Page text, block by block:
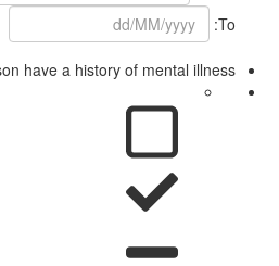
have a history of mental illness?